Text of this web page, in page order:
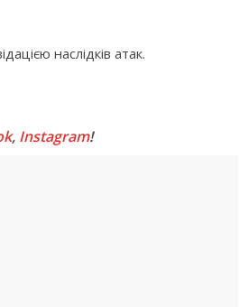
наслідків атак.
, Instagram!